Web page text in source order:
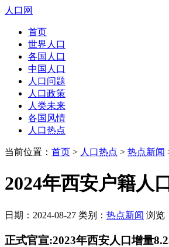
人口网
首页
世界人口
各国人口
中国人口
人口问题
人口政策
人类未来
各国风情
人口热点
当前位置： 首页 > 人口热点 > 热点新闻
2024年西安户籍人
日期：2024-08-27 类别： 热点新闻 浏览
正式官宣:2023年西安人口增量